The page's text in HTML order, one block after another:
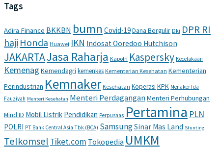
Tags
Adira Finance BKKBN bumn Covid-19Dana Bergulir Dki DPR RI
haji Honda Huawei IKN Indosat Ooredoo Hutchison
JAKARTAJasa Raharja Kapolri Kaspersky Kecelakaan
Kemenag Kemendagri kemenkes Kementerian Kesehatan Kementerian
Perindustrian Kemnaker Kesehatan Koperasi KPK Menaker Ida
Fauziyah Menteri Kesehatan Menteri PerdaganganMenteri Perhubungan
Mind ID Mobil Listrik Pendidikan Perpusnas Pertamina PLN
POLRI PT Bank Central Asia Tbk (BCA) SamsungSinar Mas Land Stunting
Telkomsel Tiket.com Tokopedia UMKM